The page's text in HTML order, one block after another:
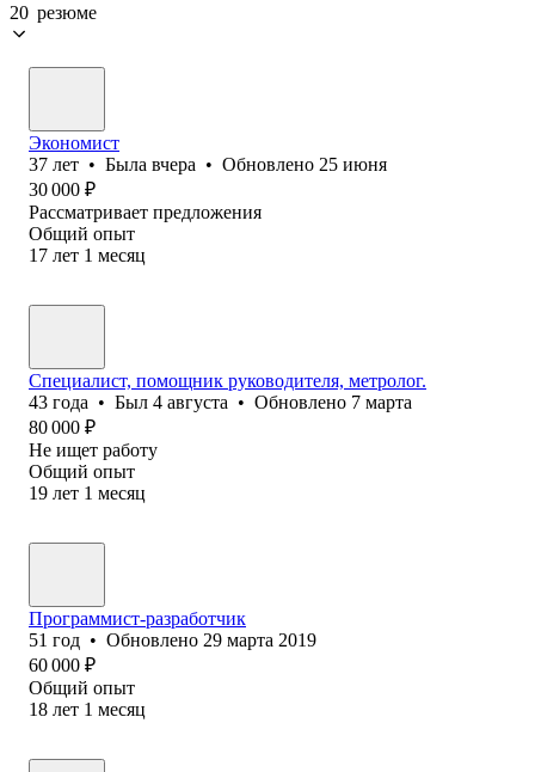
20 резюме
Экономист
37 лет • Была вчера • Обновлено 25 июня
30 000 ₽
Рассматривает предложения
Общий опыт
17 лет 1 месяц
Специалист, помощник руководителя, метролог.
43 года • Был 4 августа • Обновлено 7 марта
80 000 ₽
Не ищет работу
Общий опыт
19 лет 1 месяц
Программист-разработчик
51 год • Обновлено 29 марта 2019
60 000 ₽
Общий опыт
18 лет 1 месяц